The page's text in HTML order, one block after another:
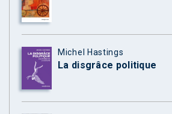
Michel Hastings
La disgrâce politique